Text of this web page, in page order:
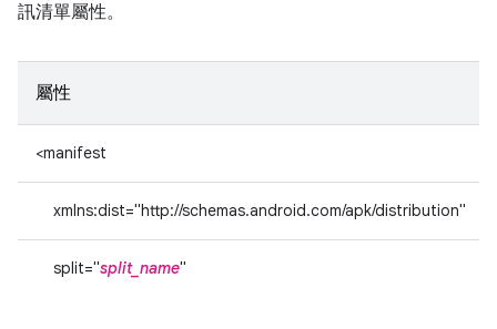
訊清單屬性。
屬性
<manifest
xmlns:dist="http://schemas.android.com/apk/distribution"
split="split_name"